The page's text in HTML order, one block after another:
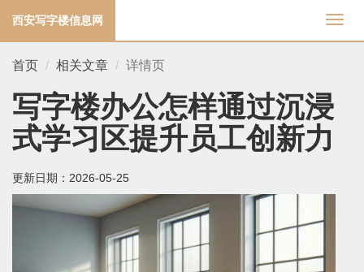
切
换
西安写字楼信息网
首页 相关文章 详情页
写字楼办公怎样通过沉浸
式学习区提升员工创新力
更新日期： 2026-05-25